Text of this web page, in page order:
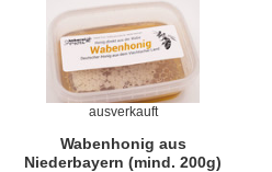
Wabenhonig aus
Niederbayern (mind. 200g)
ausverkauft